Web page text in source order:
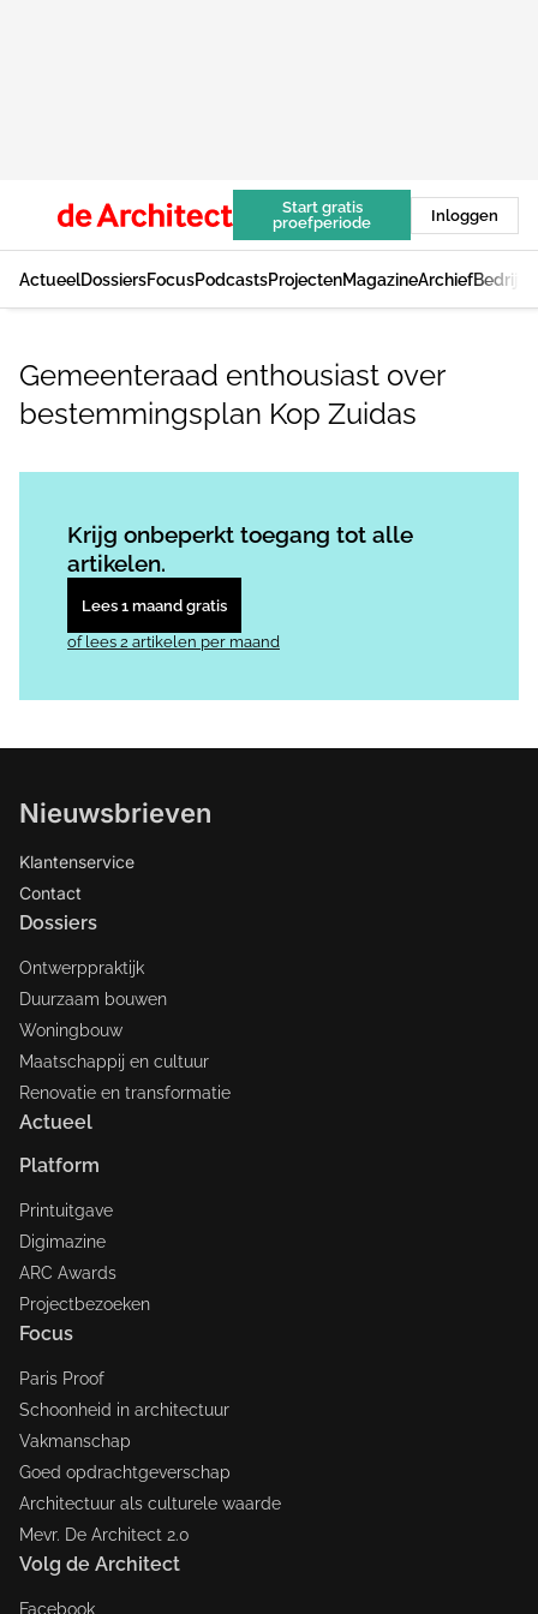
Start gratis
proefperiode
Inloggen
ActueelDossiersFocusPodcastsProjectenMagazineArchief
Gemeenteraad enthousiast over
bestemmingsplan Kop Zuidas
Krijg onbeperkt toegang tot alle
artikelen.
Lees 1 maand gratis
of lees 2 artikelen per maand
Nieuwsbrieven
Klantenservice
Contact
Dossiers
Ontwerppraktijk
Duurzaam bouwen
Woningbouw
Maatschappij en cultuur
Renovatie en transformatie
Actueel
Platform
Printuitgave
Digimazine
ARC Awards
Projectbezoeken
Focus
Paris Proof
Schoonheid in architectuur
Vakmanschap
Goed opdrachtgeverschap
Architectuur als culturele waarde
Mevr. De Architect 2.0
Volg de Architect
Facebook